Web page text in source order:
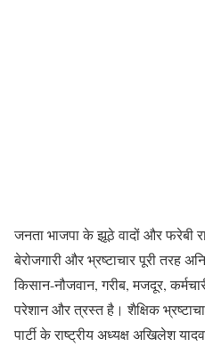
जनता भाजपा के झूठे वादों और फरेबी
बेरोजगारी और भ्रष्टाचार पूरी तरह
किसान-नौजवान, गरीब, मजदूर,
परेशान और त्रस्त है। शैक्षिक
पार्टी के राष्ट्रीय अध्यक्ष अखिलेश